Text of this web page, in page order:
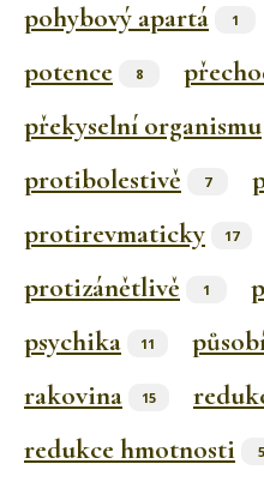
pohybový apartá 1
potence 8
překyselní organismu
protibolestivě 7
protirevmaticky 17
protizánětlivě 1
psychika 11
rakovina 15
redukce hmotnosti 5